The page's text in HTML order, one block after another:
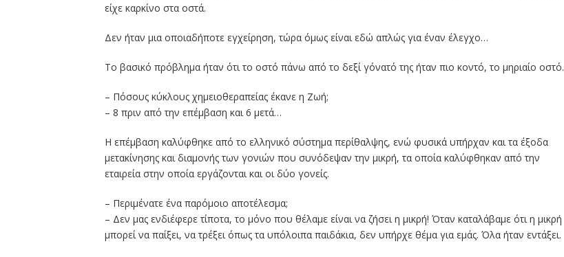
είχε καρκίνο στα οστά.
Δεν ήταν μια οποιαδήποτε εγχείρηση, τώρα όμως είναι εδώ απλώς για έναν έλεγχο…
Το βασικό πρόβλημα ήταν ότι το οστό πάνω από το δεξί γόνατό της ήταν πιο κοντό, το μηριαίο οστό.
– Πόσους κύκλους χημειοθεραπείας έκανε η Ζωή;
– 8 πριν από την επέμβαση και 6 μετά…
Η επέμβαση καλύφθηκε από το ελληνικό σύστημα περίθαλψης, ενώ φυσικά υπήρχαν και τα έξοδα
μετακίνησης και διαμονής των γονιών που συνόδεψαν την μικρή, τα οποία καλύφθηκαν από την
εταιρεία στην οποία εργάζονται και οι δύο γονείς.
– Περιμένατε ένα παρόμοιο αποτέλεσμα;
– Δεν μας ενδιέφερε τίποτα, το μόνο που θέλαμε είναι να ζήσει η μικρή! Όταν καταλάβαμε ότι η μικρή
μπορεί να παίξει, να τρέξει όπως τα υπόλοιπα παιδάκια, δεν υπήρχε θέμα για εμάς. Όλα ήταν εντάξει.